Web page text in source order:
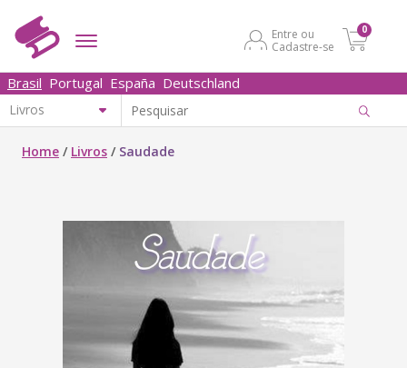
Entre ou
Cadastre-se
0
Brasil Portugal España Deutschland
Home / Livros / Saudade